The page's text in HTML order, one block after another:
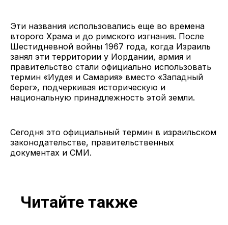
Эти названия использовались еще во времена
второго Храма и до римского изгнания. После
Шестидневной войны 1967 года, когда Израиль
занял эти территории у Иордании, армия и
правительство стали официально использовать
термин «Иудея и Самария» вместо «Западный
берег», подчеркивая историческую и
национальную принадлежность этой земли.
Сегодня это официальный термин в израильском
законодательстве, правительственных
документах и СМИ.
Читайте также